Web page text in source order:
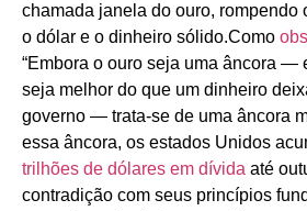
chamada janela do ouro, rompendo
o dólar e o dinheiro sólido.Como
“Embora o ouro seja uma âncora —
seja melhor do que um dinheiro
governo — trata-se de uma âncora
essa âncora, os estados Unidos
trilhões de dólares em dívida até
contradição com seus princípios